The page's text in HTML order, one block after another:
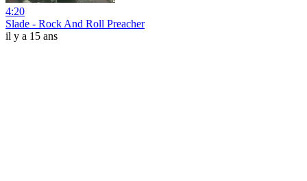
4:20
Slade - Rock And Roll Preacher
il y a 15 ans